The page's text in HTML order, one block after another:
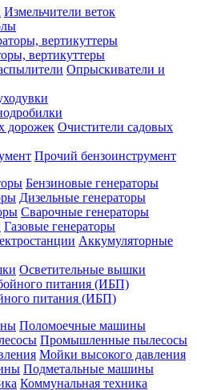
Измельчители веток
вертикуттеры
Опрыскиватели и
Очистители садовых
Прочий бензоинструмент
Бензиновые генераторы
Дизельные генераторы
Сварочные генераторы
Газовые генераторы
Аккумуляторные
Осветительные вышки
питания (ИБП)
Поломоечные машины
Промышленные пылесосы
Мойки высокого давления
Подметальные машины
Коммунальная техника